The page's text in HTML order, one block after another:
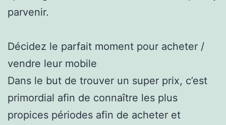
parvenir.
Décidez le parfait moment pour acheter /
vendre leur mobile
Dans le but de trouver un super prix, c’est
primordial afin de connaître les plus
propices périodes afin de acheter et